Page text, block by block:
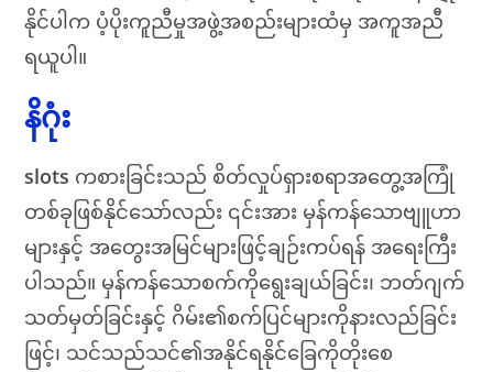
နိုင်ပါက ပံ့ပိုးကူညီမှုအဖွဲ့အစည်းများထံမှ အကူအညီ
ရယူပါ။
နိဂုံး
slots ကစားခြင်းသည် စိတ်လှုပ်ရှားစရာအတွေ့အကြုံ
တစ်ခုဖြစ်နိုင်သော်လည်း ၎င်းအား မှန်ကန်သောဗျူဟာ
များနှင့် အတွေးအမြင်များဖြင့်ချဉ်းကပ်ရန် အရေးကြီး
ပါသည်။ မှန်ကန်သောစက်ကိုရွေးချယ်ခြင်း၊ ဘတ်ဂျက်
သတ်မှတ်ခြင်းနှင့် ဂိမ်း၏စက်ပြင်များကိုနားလည်ခြင်း
ဖြင့်၊ သင်သည်သင်၏အနိုင်ရနိုင်ခြေကိုတိုးစေ